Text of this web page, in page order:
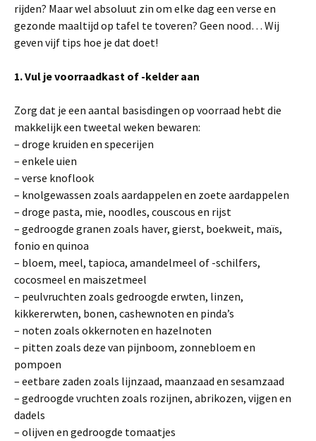
rijden? Maar wel absoluut zin om elke dag een verse en
gezonde maaltijd op tafel te toveren? Geen nood… Wij
geven vijf tips hoe je dat doet!
1. Vul je voorraadkast of -kelder aan
Zorg dat je een aantal basisdingen op voorraad hebt die
makkelijk een tweetal weken bewaren:
– droge kruiden en specerijen
– enkele uien
– verse knoflook
– knolgewassen zoals aardappelen en zoete aardappelen
– droge pasta, mie, noodles, couscous en rijst
– gedroogde granen zoals haver, gierst, boekweit, maïs,
fonio en quinoa
– bloem, meel, tapioca, amandelmeel of -schilfers,
cocosmeel en maiszetmeel
– peulvruchten zoals gedroogde erwten, linzen,
kikkererwten, bonen, cashewnoten en pinda’s
– noten zoals okkernoten en hazelnoten
– pitten zoals deze van pijnboom, zonnebloem en
pompoen
– eetbare zaden zoals lijnzaad, maanzaad en sesamzaad
– gedroogde vruchten zoals rozijnen, abrikozen, vijgen en
dadels
– olijven en gedroogde tomaatjes